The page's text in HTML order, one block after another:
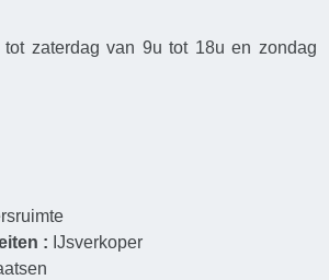
zaterdag van 9u tot 18u en zondag
: IJsverkoper